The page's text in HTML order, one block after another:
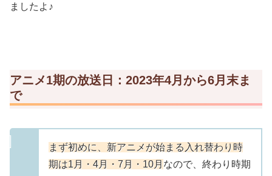
ましたよ♪
アニメ1期の放送日：2023年4月から6月末ま
で
まず初めに、新アニメが始まる入れ替わり時
期は1月・4月・7月・10月 なので、終わり時期